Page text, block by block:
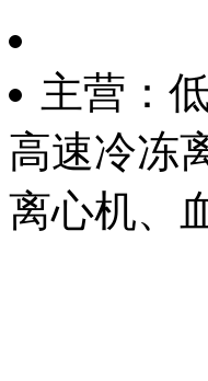
主营：
高速冷冻
离心机、